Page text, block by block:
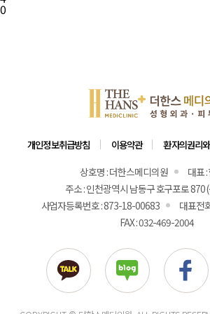
0
개인정보취급방침 이용약관 환자의권리
상호명 : 더한스메디의원
대표
주소 : 인천광역시 남동구 호구포로
사업자등록번호 : 873-18-00683
대표전
FAX : 032-469-2004